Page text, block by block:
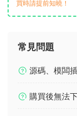
買時請提前知曉！
常見問題
源碼、模闆
購買後無法